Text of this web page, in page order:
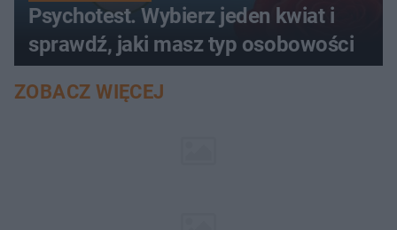
Psychotest. Wybierz jeden kwiat i
sprawdź, jaki masz typ osobowości
ZOBACZ WIĘCEJ